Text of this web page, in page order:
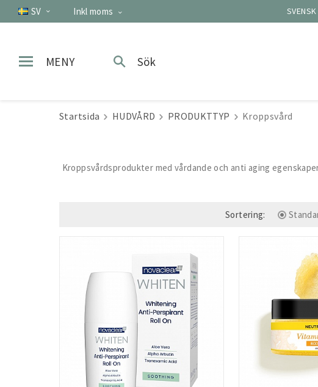
SV Inkl moms
MENY Sök
Startsida HUDVÅRD PRODUKTTYP Kroppsvård
Kroppsvårdsprodukter med vårdande och anti aging
Sortering: